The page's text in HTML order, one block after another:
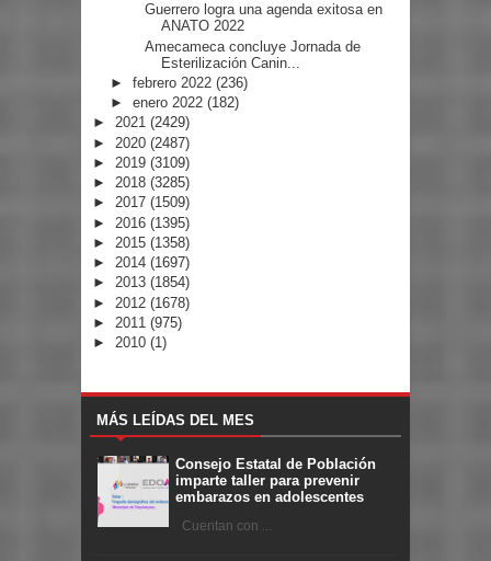
Guerrero logra una agenda exitosa en
ANATO 2022
Amecameca concluye Jornada de
Esterilización Canin...
► febrero 2022 (236)
► enero 2022 (182)
► 2021 (2429)
► 2020 (2487)
► 2019 (3109)
► 2018 (3285)
► 2017 (1509)
► 2016 (1395)
► 2015 (1358)
► 2014 (1697)
► 2013 (1854)
► 2012 (1678)
► 2011 (975)
► 2010 (1)
MÁS LEÍDAS DEL MES
Consejo Estatal de Población
imparte taller para prevenir
embarazos en adolescentes
Cuentan con ...